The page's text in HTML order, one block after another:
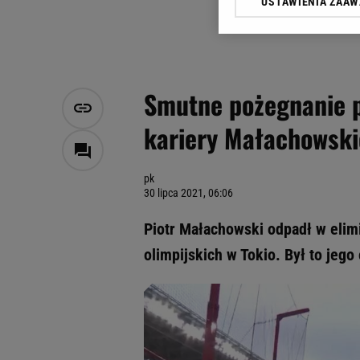
Smutne
kariery
pk
30 lipca 2021, 06:06
Piotr Małachowski odpadł w
olimpijskich w Tokio. Był to
Klikając „Akceptuję”
Zaufanych Partnerów i
My, nasi Zaufani
Użycie dokładnych
Przechowywanie